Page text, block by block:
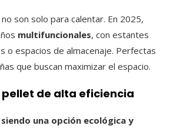
son solo para calentar. En 2025,
multifuncionales, con estantes
o espacios de almacenaje. Perfectas
que buscan maximizar el espacio.
pellet de alta eficiencia
una opción ecológica y